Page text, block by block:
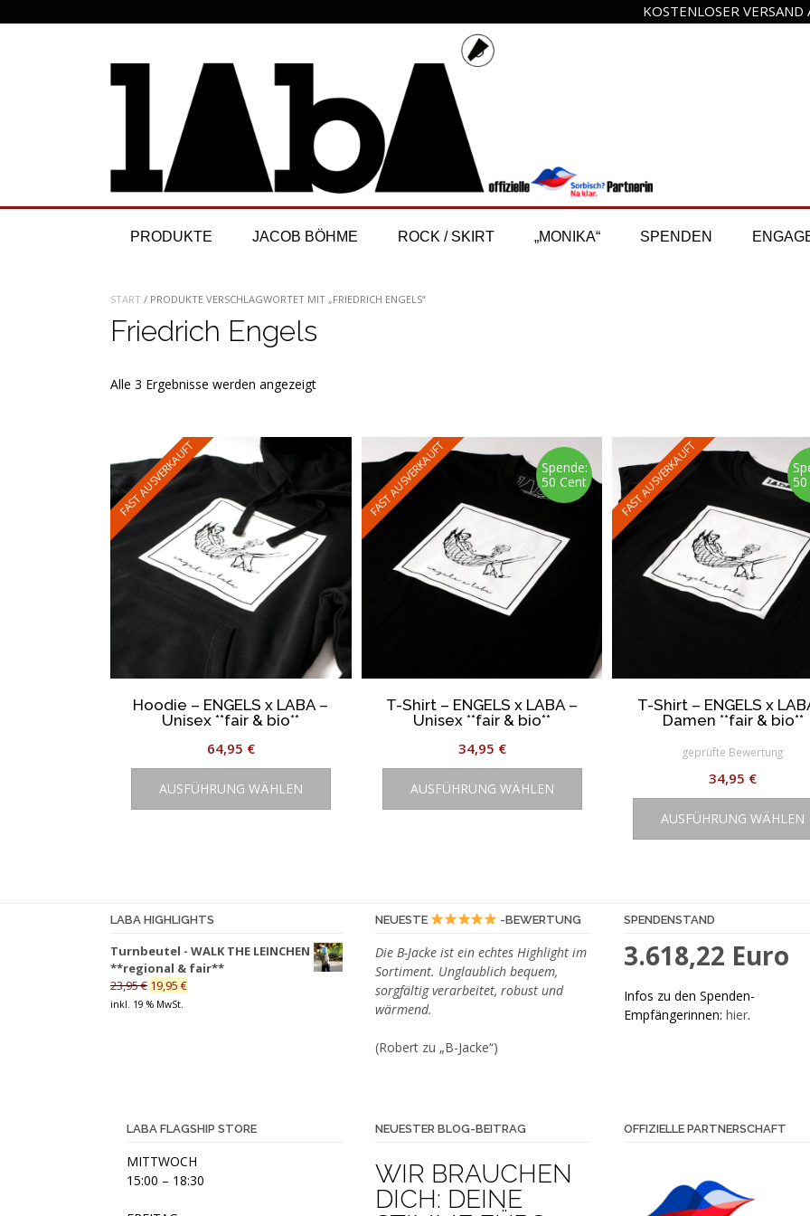
to
KOSTENLOSER
PRODUKTE JACOB BÖHME ROCK / SKIRT „MONIKA“ SPENDEN
START / PRODUKTE VERSCHLAGWORTET MIT „FRIEDRICH ENGELS“
Friedrich Engels
Alle 3 Ergebnisse werden angezeigtNach
FAST AUSVERKAUFT
Hoodie – ENGELS x LABA –
Unisex **fair & bio**
64,95 €
AUSFÜHRUNG WÄHLEN
Dieses
weist
Optionen
auf
Produktseite
Spende:
50 Cent
FAST AUSVERKAUFT
T-Shirt – ENGELS x LABA –
Unisex **fair & bio**
34,95 €
AUSFÜHRUNG WÄHLEN
Dieses
weist
Optionen
auf
Produktseite
FAST AUSVERKAUFT
T-Shirt – ENGELS x
Damen **fair & bio**
geprüfte Bewertung
34,95 €
AUSFÜHRUNG WÄHLEN
LABA HIGHLIGHTS
Turnbeutel - WALK THE LEINCHEN
**regional & fair**
23,95€ Ursprünglicher
Preis
19,95 €Aktueller
inkl. 19 % MwSt.
NEUESTE -BEWERTUNG
Die B-Jacke ist ein echtes Highlight im
Sortiment. Unglaublich bequem,
sorgfältig verarbeitet, robust und
wärmend.
(Robert zu „B-Jacke“)
SPENDENSTAND
3.618,22 Euro
Infos zu den Spenden-
Empfängerinnen: hier.
LABA FLAGSHIP STORE
MITTWOCH
15:00 – 18:30
NEUESTER BLOG-BEITRAG
WIR BRAUCHEN
DICH: DEINE
OFFIZIELLE PARTNERSCHAFT